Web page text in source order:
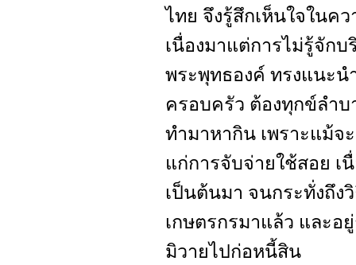
ไทย จึงรู้สึกเห็นใจในค
เนื่องมาแต่การไม่รู้จัก
พระพุทธองค์ ทรงแนะน
ครอบครัว ต้องทุกข์ลำบ
ทำมาหากิน เพราะแม้จ
แก่การจับจ่ายใช้สอย
เป็นต้นมา จนกระทั่งถึง
เกษตรกรมาแล้ว และอ
มิวายไปก่อหนี้สิน